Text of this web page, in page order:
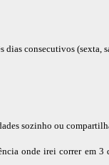
dias consecutivos (sexta,
sozinho ou
onde irei correr em 3